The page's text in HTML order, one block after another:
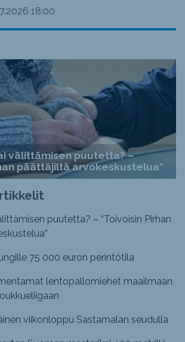
18:00
välittämisen puutetta? –
päättäjiltä arvokeskustelua”
puutetta? – “Toivoisin Pirhan
75 000 euron perintötila
lentopallomiehet maailmaan
viikonloppu Sastamalan seudulla